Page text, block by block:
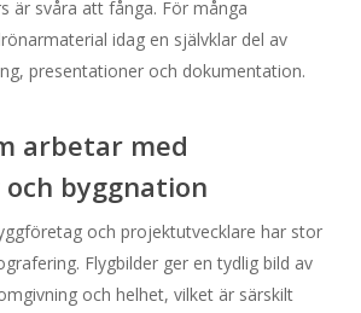
är svåra att fånga. För många
idag en självklar del av
presentationer och dokumentation.
arbetar med
byggnation
och projektutvecklare har stor
Flygbilder ger en tydlig bild av
och helhet, vilket är särskilt